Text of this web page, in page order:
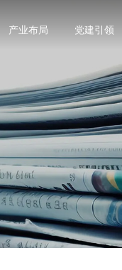
产业布局 党建引领